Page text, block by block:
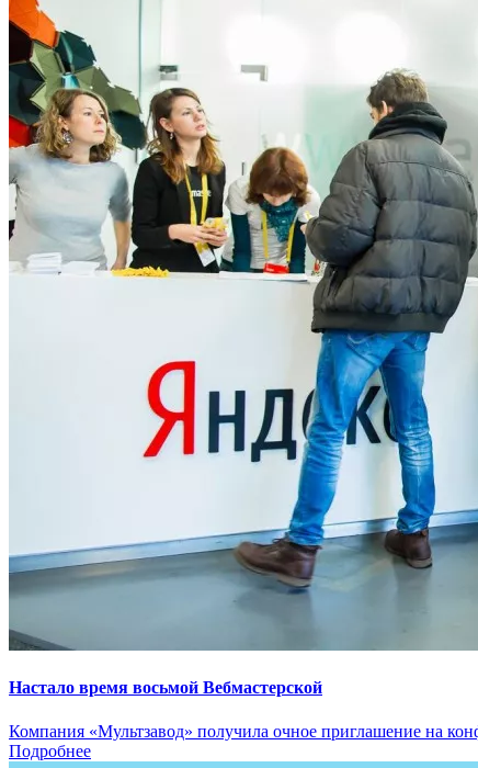
Настало время восьмой Вебмастерской
Компания «Мультзавод» получила очное приглашение на
Подробнее